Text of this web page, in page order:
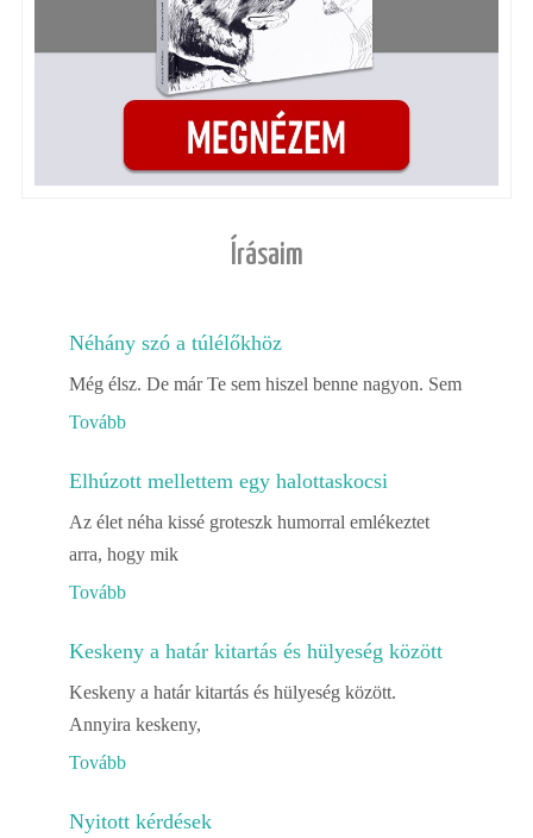
Írásaim
Néhány szó a túlélőkhöz
Még élsz. De már Te sem hiszel benne nagyon. Sem
Tovább
Elhúzott mellettem egy halottaskocsi
Az élet néha kissé groteszk humorral emlékeztet
arra, hogy mik
Tovább
Keskeny a határ kitartás és hülyeség között
Keskeny a határ kitartás és hülyeség között.
Annyira keskeny,
Tovább
Nyitott kérdések